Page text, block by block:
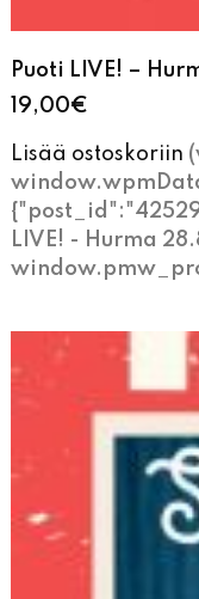
Puoti LIVE! –
19,00€
Lisää ostoskoriin
LIVE! - Hurma